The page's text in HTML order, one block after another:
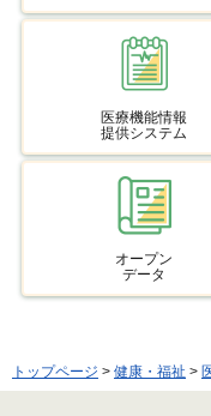
医療機能情報
提供システム
オープン
データ
トップページ > 健康・福祉 >